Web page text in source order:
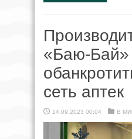
«Баю-
сеть аптек
14.09.2023 00:04 В